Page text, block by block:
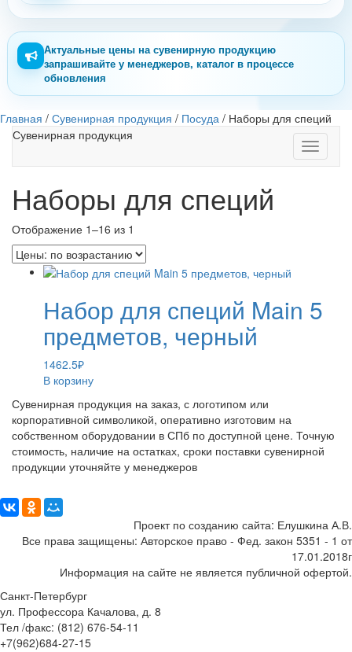
Актуальные цены на сувенирную продукцию
запрашивайте у менеджеров, каталог в процессе
обновления
Главная / Сувенирная продукция / Посуда / Наборы для специй
Toggle
Сувенирная продукция
Наборы для специй
Отображение 1–16 из 1
Набор для специй Main 5
предметов, черный
1462.5₽
В корзину
Сувенирная продукция на заказ, с логотипом или
корпоративной символикой, оперативно изготовим на
собственном оборудовании в СПб по доступной цене. Точную
стоимость, наличие на остатках, сроки поставки сувенирной
продукции уточняйте у менеджеров
Проект по созданию сайта: Елушкина А.В.
Все права защищены: Авторское право - Фед. закон 5351 - 1 от
17.01.2018г
Информация на сайте не является публичной офертой.
Санкт-Петербург
ул. Профессора Качалова, д. 8
Тел /факс: (812) 676-54-11
+7(962)684-27-15